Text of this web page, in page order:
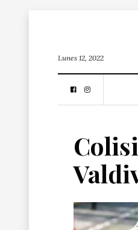
Lunes 12, 2022